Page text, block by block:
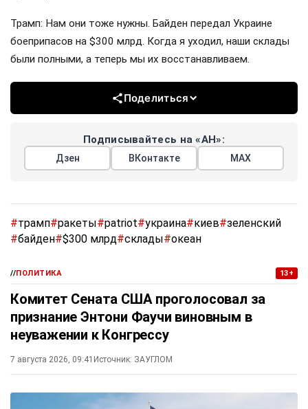
Трамп: Нам они тоже нужны. Байден передал Украине
боеприпасов на $300 млрд. Когда я уходил, наши склады
были полными, а теперь мы их восстанавливаем.
Поделиться
Подписывайтесь на «АН»:
Дзен ВКонтакте МАХ
#трамп#ракеты#patriot#украина#киев#зеленский
#байден#$300 млрд#склады#океан
//ПОЛИТИКА 13+
Комитет Сената США проголосовал за
признание Энтони Фаучи виновным в
неуважении к Конгрессу
7 августа 2026, 09:41 Источник: ЗАУГЛОМ